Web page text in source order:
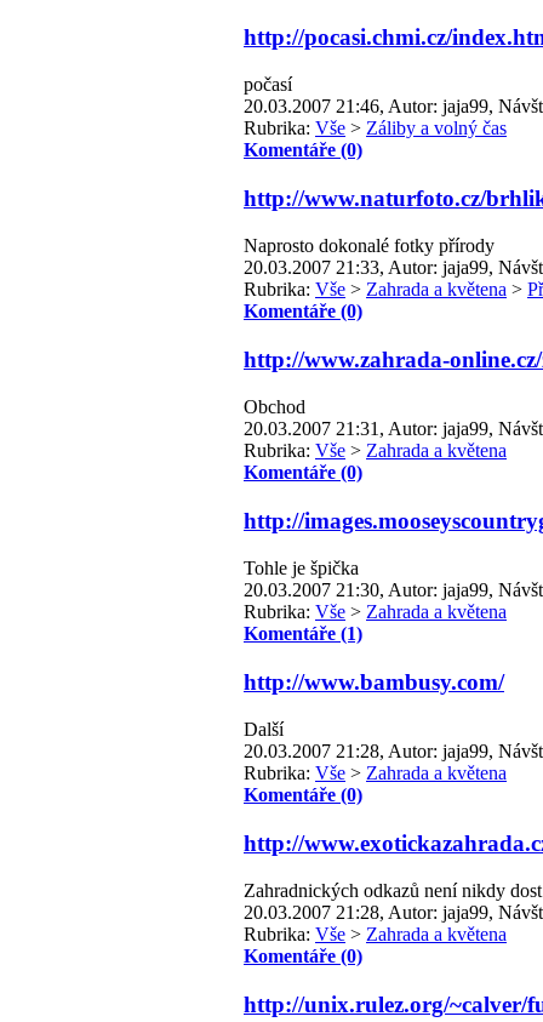
http://pocasi.chmi.cz/
počasí
20.03.2007 21:46, Autor: jaja99,
Rubrika: Vše > Záliby a volný čas
Komentáře (0)
http://www.naturfoto.cz/
Naprosto dokonalé fotky přírody
20.03.2007 21:33, Autor: jaja99,
Rubrika: Vše > Zahrada a květena >
Komentáře (0)
http://www.zahrada-
Obchod
20.03.2007 21:31, Autor: jaja99,
Rubrika: Vše > Zahrada a květena
Komentáře (0)
http://
Tohle je špička
20.03.2007 21:30, Autor: jaja99,
Rubrika: Vše > Zahrada a květena
Komentáře (1)
http://www.bambusy.com/
Další
20.03.2007 21:28, Autor: jaja99,
Rubrika: Vše > Zahrada a květena
Komentáře (0)
http://
Zahradnických odkazů není nikdy dost
20.03.2007 21:28, Autor: jaja99,
Rubrika: Vše > Zahrada a květena
Komentáře (0)
http://unix.rulez.org/~calver/